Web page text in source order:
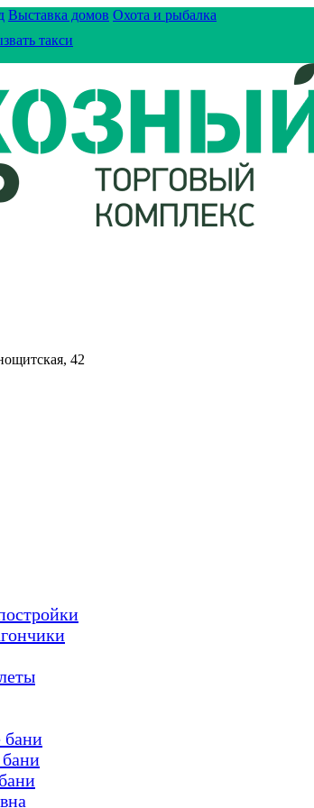
Выставка домов Охота и рыбалка
такси
42